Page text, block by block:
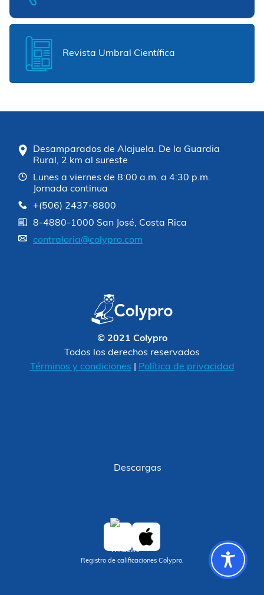
Revista Umbral Científica
Desamparados de Alajuela. De la Guardia
Rural, 2 km al sureste
Lunes a viernes de 8:00 a.m. a 4:30 p.m.
Jornada continua
+(506) 2437-8800
8-4880-1000 San José, Costa Rica
contraloria@colypro.com
© 2021 Colypro
Todos los derechos reservados
Términos y condiciones
Política de privacidad
Descargas
Registro de calificaciones Colypro.